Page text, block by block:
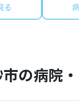
る
の病院